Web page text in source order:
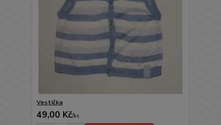
Vestička
49,00 Kč/ks